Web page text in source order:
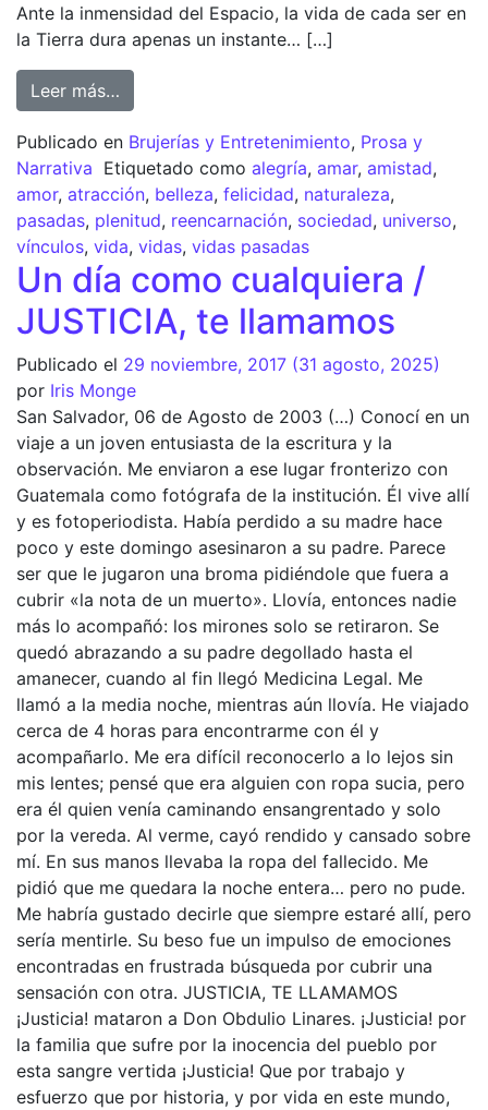
Ante la inmensidad del Espacio, la vida de cada ser en
la Tierra dura apenas un instante… […]
Leer más…
Publicado en Brujerías y Entretenimiento, Prosa y
Narrativa Etiquetado como alegría, amar, amistad,
amor, atracción, belleza, felicidad, naturaleza,
pasadas, plenitud, reencarnación, sociedad, universo,
vínculos, vida, vidas, vidas pasadas
Un día como cualquiera /
JUSTICIA, te llamamos
Publicado el 29 noviembre, 2017 (31 agosto, 2025)
por Iris Monge
San Salvador, 06 de Agosto de 2003 (…) Conocí en un
viaje a un joven entusiasta de la escritura y la
observación. Me enviaron a ese lugar fronterizo con
Guatemala como fotógrafa de la institución. Él vive allí
y es fotoperiodista. Había perdido a su madre hace
poco y este domingo asesinaron a su padre. Parece
ser que le jugaron una broma pidiéndole que fuera a
cubrir «la nota de un muerto». Llovía, entonces nadie
más lo acompañó: los mirones solo se retiraron. Se
quedó abrazando a su padre degollado hasta el
amanecer, cuando al fin llegó Medicina Legal. Me
llamó a la media noche, mientras aún llovía. He viajado
cerca de 4 horas para encontrarme con él y
acompañarlo. Me era difícil reconocerlo a lo lejos sin
mis lentes; pensé que era alguien con ropa sucia, pero
era él quien venía caminando ensangrentado y solo
por la vereda. Al verme, cayó rendido y cansado sobre
mí. En sus manos llevaba la ropa del fallecido. Me
pidió que me quedara la noche entera… pero no pude.
Me habría gustado decirle que siempre estaré allí, pero
sería mentirle. Su beso fue un impulso de emociones
encontradas en frustrada búsqueda por cubrir una
sensación con otra. JUSTICIA, TE LLAMAMOS
¡Justicia! mataron a Don Obdulio Linares. ¡Justicia! por
la familia que sufre por la inocencia del pueblo por
esta sangre vertida ¡Justicia! Que por trabajo y
esfuerzo que por historia, y por vida en este mundo,